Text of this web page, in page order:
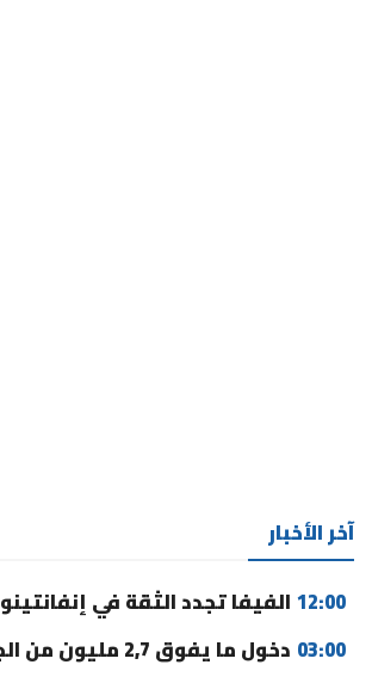
آخر الأخبار
12:00 الفيفا تجدد الثقة في إنفانتينو
03:00 دخول ما يفوق 2,7 مليون من الجالية